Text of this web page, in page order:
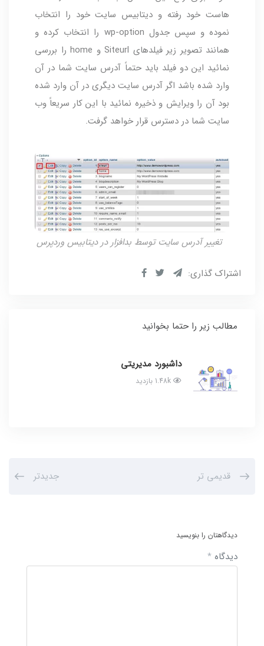
هاست خود رفته و دیتابیس سایت خود را انتخاب
نموده و سپس جدول wp-option را انتخاب کرده و
همانند تصویر زیر فیلدهای Siteurl و home را بررسی
نمائید این دو فیلد باید حتماً آدرس سایت شما در آن
وارد شده باشد اگر آدرس سایت دیگری در آن وارد شده
بود آن را ویرایش و ذخیره نمائید با این کار سریعاً وب
سایت شما در دسترس قرار خواهد گرفت.
تغییر آدرس سایت توسط بدافزار در دیتابیس وردپرس
اشتراک گذاری:
مطالب زیر را حتما بخوانید
داشبورد مدیریتی
قدیمی تر جدیدتر
دیدگاهتان را بنویسید
دیدگاه *